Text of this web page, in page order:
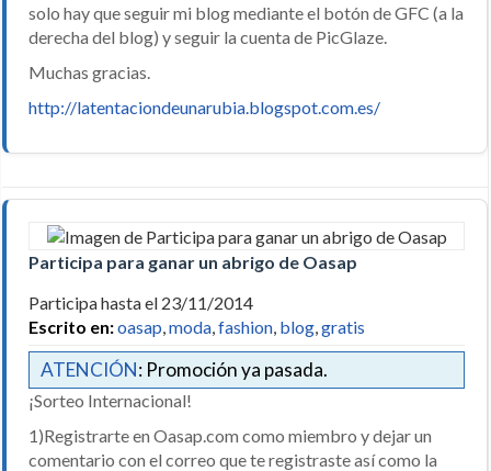
solo hay que seguir mi blog mediante el botón de GFC (a la
derecha del blog) y seguir la cuenta de PicGlaze.
Muchas gracias.
http://latentaciondeunarubia.blogspot.com.es/
Participa para ganar un abrigo de Oasap
Participa hasta el 23/11/2014
Escrito en:oasap moda fashion blog gratis
ATENCIÓN: Promoción ya pasada.
¡Sorteo Internacional!
1)Registrarte en Oasap.com como miembro y dejar un
comentario con el correo que te registraste así como la